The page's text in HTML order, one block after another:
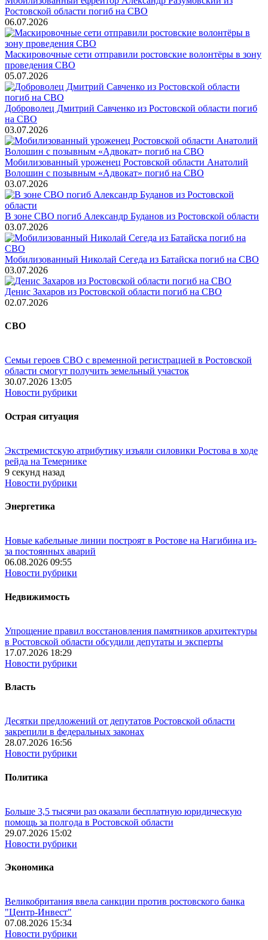
Ростовской области погиб на СВО
06.07.2026
Маскировочные сети отправили ростовские волонтёры в зону
проведения СВО
05.07.2026
Доброволец Дмитрий Савченко из Ростовской области погиб
на СВО
03.07.2026
Мобилизованный уроженец Ростовской области Анатолий
Волошин с позывным «Адвокат» погиб на СВО
03.07.2026
В зоне СВО погиб Александр Буданов из Ростовской области
03.07.2026
Мобилизованный Николай Сегеда из Батайска погиб на СВО
03.07.2026
Денис Захаров из Ростовской области погиб на СВО
02.07.2026
СВО
Семьи героев СВО с временной регистрацией в Ростовской
области смогут получить земельный участок
30.07.2026 13:05
Новости рубрики
Острая ситуация
Экстремистскую атрибутику изъяли силовики Ростова в ходе
рейда на Темернике
9 секунд назад
Новости рубрики
Энергетика
Новые кабельные линии построят в Ростове на Нагибина из-
за постоянных аварий
06.08.2026 09:55
Новости рубрики
Недвижимость
Упрощение правил восстановления памятников архитектуры
в Ростовской области обсудили депутаты и эксперты
17.07.2026 18:29
Новости рубрики
Власть
Десятки предложений от депутатов Ростовской области
закрепили в федеральных законах
28.07.2026 16:56
Новости рубрики
Политика
Больше 3,5 тысячи раз оказали бесплатную юридическую
помощь за полгода в Ростовской области
29.07.2026 15:02
Новости рубрики
Экономика
Великобритания ввела санкции против ростовского банка
"Центр-Инвест"
07.08.2026 15:34
Новости рубрики